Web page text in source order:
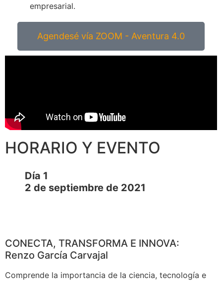
empresarial.
Agendesé vía ZOOM - Aventura 4.0
HORARIO Y EVENTO
Día 1
2 de septiembre de 2021
CONECTA, TRANSFORMA E INNOVA:
Renzo García Carvajal
Comprende la importancia de la ciencia, tecnología e